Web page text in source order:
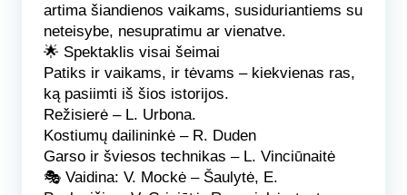
artima šiandienos vaikams, susiduriantiems su
neteisybe, nesupratimu ar vienatve.
🌟 Spektaklis visai šeimai
Patiks ir vaikams, ir tėvams – kiekvienas ras,
ką pasiimti iš šios istorijos.
Režisierė – L. Urbona.
Kostiumų dailininkė – R. Duden
Garso ir šviesos technikas – L. Vinciūnaitė
🎭 Vaidina: V. Mockė – Šaulytė, E.